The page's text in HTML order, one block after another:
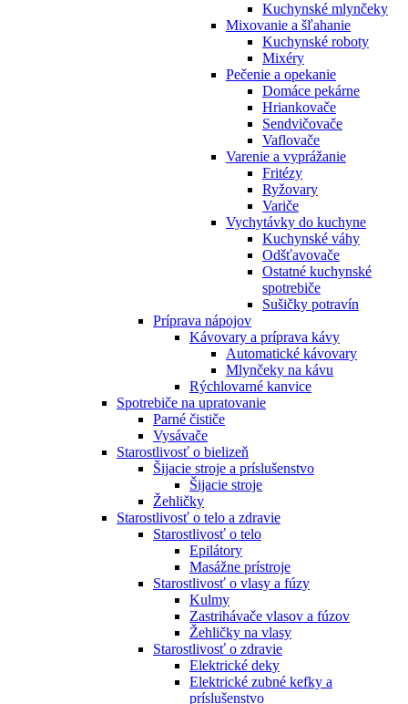
Kuchynské mlynčeky
Mixovanie a šľahanie
Kuchynské roboty
Mixéry
Pečenie a opekanie
Domáce pekárne
Hriankovače
Sendvičovače
Vaflovače
Varenie a vyprážanie
Fritézy
Ryžovary
Variče
Vychytávky do kuchyne
Kuchynské váhy
Odšťavovače
Ostatné kuchynské
spotrebiče
Sušičky potravín
Príprava nápojov
Kávovary a príprava kávy
Automatické kávovary
Mlynčeky na kávu
Rýchlovarné kanvice
Spotrebiče na upratovanie
Parné čističe
Vysávače
Starostlivosť o bielizeň
Šijacie stroje a príslušenstvo
Šijacie stroje
Žehličky
Starostlivosť o telo a zdravie
Starostlivosť o telo
Epilátory
Masážne prístroje
Starostlivosť o vlasy a fúzy
Kulmy
Zastrihávače vlasov a fúzov
Žehličky na vlasy
Starostlivosť o zdravie
Elektrické deky
Elektrické zubné kefky a
príslušenstvo